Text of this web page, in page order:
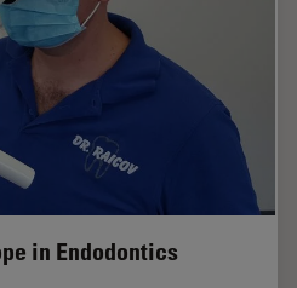
in Endodontics